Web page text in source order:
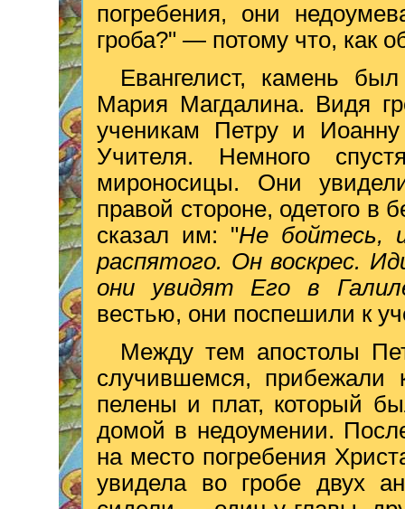
погребения, они
гроба?" — потому что, как
Евангелист, камень
Мария Магдалина. Видя
ученикам Петру и
Учителя. Немного
мироносицы. Они
правой стороне, одетого
сказал им: "Не бойтесь,
распятого. Он воскрес.
они увидят Его в
вестью, они поспешили к
Между тем апостолы
случившемся,
пелены и плат, который
домой в недоумении.
на место погребения
увидела во гробе двух